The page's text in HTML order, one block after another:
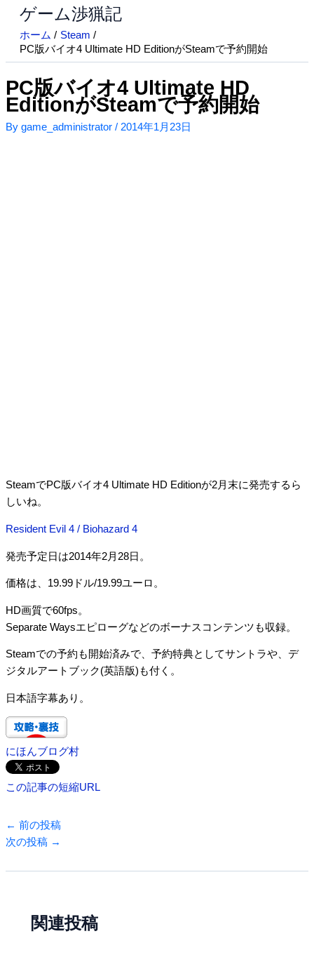
ス
キ
ッ
プ
ゲーム渉猟記
ホーム
Steam
PC版バイオ4 Ultimate HD EditionがSteamで予約開始
PC版バイオ4 Ultimate HD
EditionがSteamで予約開始
By game_administrator / 2014年1月23日
SteamでPC版バイオ4 Ultimate HD Editionが2月末に発売するら
しいね。
Resident Evil 4 / Biohazard 4
発売予定日は2014年2月28日。
価格は、19.99ドル/19.99ユーロ。
HD画質で60fps。
Separate Waysエピローグなどのボーナスコンテンツも収録。
Steamでの予約も開始済みで、予約特典としてサントラや、デ
ジタルアートブック(英語版)も付く。
日本語字幕あり。
にほんブログ村
この記事の短縮URL
← 前の投稿
次の投稿 →
関連投稿